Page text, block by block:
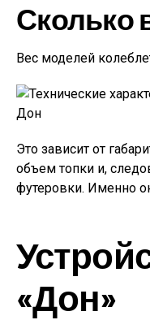
Сколько
Вес моделей
Это зависит от
объем топки и,
футеровки. Именно
«Дон»